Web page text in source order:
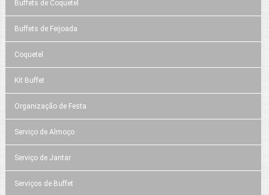
Buffets de Coquetel
Buffets de Feijoada
Coquetel
Kit Buffet
Organização de Festa
Serviço de Almoço
Serviço de Jantar
Serviços de Buffet